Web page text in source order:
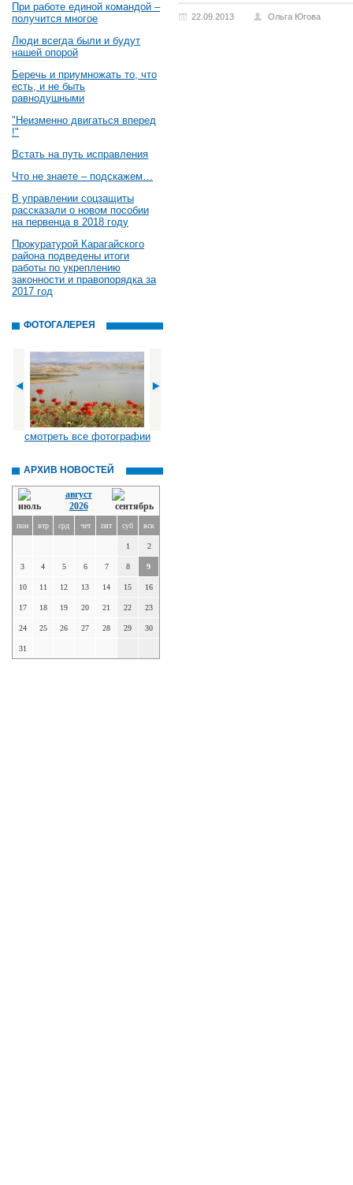
При работе единой командой –
получится многое
Люди всегда были и будут
нашей опорой
Беречь и приумножать то, что
есть, и не быть
равнодушными
"Неизменно двигаться вперед
!"
Встать на путь исправления
Что не знаете – подскажем…
В управлении соцзащиты
рассказали о новом пособии
на первенца в 2018 году
Прокуратурой Карагайского
района подведены итоги
работы по укреплению
законности и правопорядка за
2017 год
ФОТОГАЛЕРЕЯ
смотреть все фотографии
АРХИВ НОВОСТЕЙ
август
2026
пон втр срд чет пят суб вск
1 2
3 4 5 6 7 8 9
10 11 12 13 14 15 16
17 18 19 20 21 22 23
24 25 26 27 28 29 30
31
22.09.2013 Ольга Югова